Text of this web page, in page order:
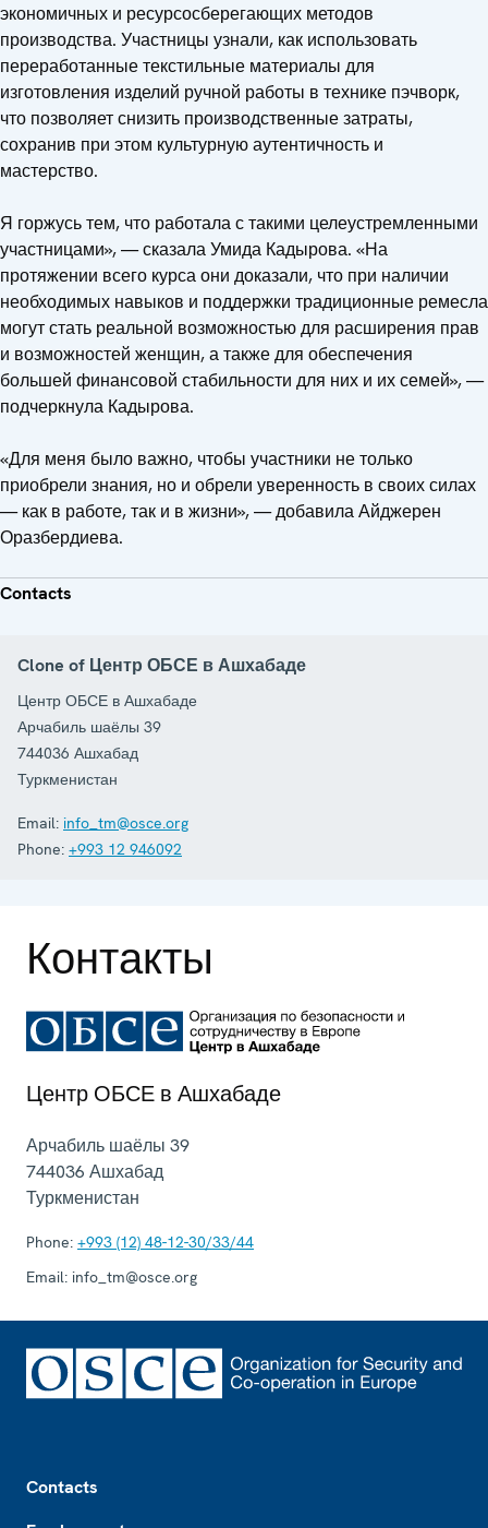
экономичных и ресурсосберегающих методов
производства. Участницы узнали, как использовать
переработанные текстильные материалы для
изготовления изделий ручной работы в технике пэчворк,
что позволяет снизить производственные затраты,
сохранив при этом культурную аутентичность и
мастерство.
Я горжусь тем, что работала с такими целеустремленными
участницами», — сказала Умида Кадырова. «На
протяжении всего курса они доказали, что при наличии
необходимых навыков и поддержки традиционные ремесла
могут стать реальной возможностью для расширения прав
и возможностей женщин, а также для обеспечения
большей финансовой стабильности для них и их семей», —
подчеркнула Кадырова.
«Для меня было важно, чтобы участники не только
приобрели знания, но и обрели уверенность в своих силах
— как в работе, так и в жизни», — добавила Айджерен
Оразбердиева.
Contacts
Clone of Центр ОБСЕ в Ашхабаде
Центр ОБСЕ в Ашхабаде
Арчабиль шаёлы 39
744036 Ашхабад
Туркменистан
Email: info_tm@osce.org
Phone: +993 12 946092
Контакты
Центр ОБСЕ в Ашхабаде
Арчабиль шаёлы 39
744036 Ашхабад
Туркменистан
Phone: +993 (12) 48-12-30/33/44
Email: info_tm@osce.org
Contacts